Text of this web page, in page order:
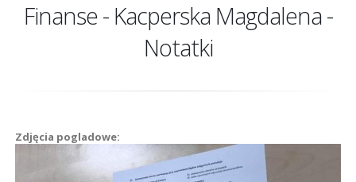
Finanse - Kacperska Magdalena -
Notatki
Zdjęcia pogladowe: